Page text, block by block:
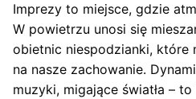
Imprezy to miejsce, gdzie
W powietrzu unosi się
obietnic niespodzianki, które
na nasze zachowanie.
muzyki, migające światła –